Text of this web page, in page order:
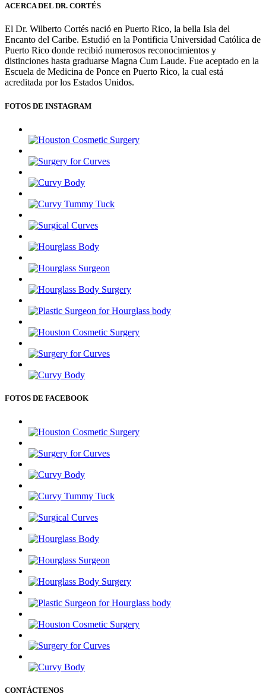
ACERCA DEL DR. CORTÉS
El Dr. Wilberto Cortés nació en Puerto Rico, la bella Isla del
Encanto del Caribe. Estudió en la Pontificia Universidad Católica de
Puerto Rico donde recibió numerosos reconocimientos y
distinciones hasta graduarse Magna Cum Laude. Fue aceptado en la
Escuela de Medicina de Ponce en Puerto Rico, la cual está
acreditada por los Estados Unidos.
FOTOS DE INSTAGRAM
FOTOS DE FACEBOOK
CONTÁCTENOS